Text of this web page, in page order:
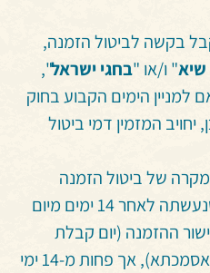
בקשה לביטול הזמנה,
שיא" ו/או "בחגי ישראל",
הימים הקבוע בחוק
יחויב המזמין דמי ביטול
של ביטול הזמנה
שנעשתה לאחר 14 ימים מיום
ההזמנה (יום קבלת
האסמכתא), אך פחות מ-14 ימי